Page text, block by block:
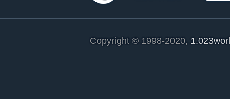
Copyright © 1998-2020,